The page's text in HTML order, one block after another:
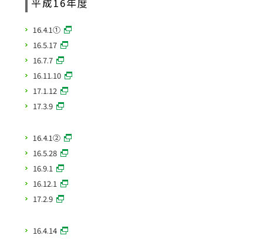
平成16年度
16.4.1①
16.5.17
16.7.7
16.11.10
17.1.12
17.3.9
16.4.1②
16.5.28
16.9.1
16.12.1
17.2.9
16.4.14